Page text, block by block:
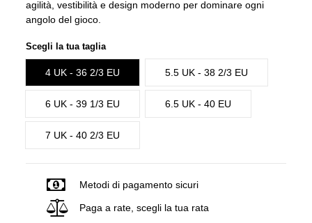
agilità, vestibilità e design moderno per dominare ogni
angolo del gioco.
Scegli la tua taglia
4 UK - 36 2/3 EU 5.5 UK - 38 2/3 EU
6 UK - 39 1/3 EU 6.5 UK - 40 EU
7 UK - 40 2/3 EU
Metodi di pagamento sicuri
Paga a rate, scegli la tua rata